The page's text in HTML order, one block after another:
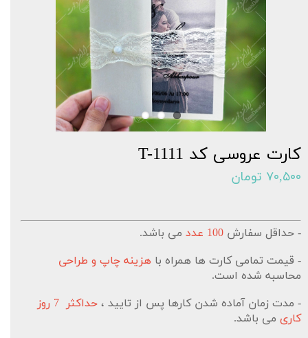
کارت عروسی کد T-1111
۷۰,۵۰۰ تومان
- حداقل سفارش 100 عدد
می باشد.
- قیمت تمامی کارت ها همراه با هزینه چاپ و طراحی
محاسبه شده است.
- مدت زمان آماده شدن کارها پس از تایید ،
حداکثر 7 روز
کاری می باشد.